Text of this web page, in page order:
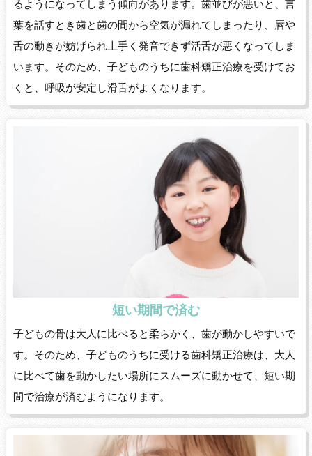
るようになってしまう傾向があります。歯並びが悪いと、言
葉を話すとき歯と歯の間から空気が漏れてしまったり、唇や
舌の動きが妨げられ上手く発音できず活舌が悪くなってしま
います。そのため、子どものうちに歯科矯正治療を受けてお
くと、呼吸が安定し滑舌がよくなります。
短い期間で済む
子どもの骨は大人に比べると柔らかく、歯が動かしやすいで
す。そのため、子どものうちに受ける歯科矯正治療は、大人
に比べて歯を動かしたい場所にスムーズに動かせて、短い期
間で治療が済むようになります。